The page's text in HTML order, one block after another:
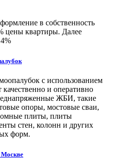
в собственность
цены квартиры. Далее
с использованием
и оперативно
ЖБИ, такие
опоры, мостовые сваи,
плиты, плиты
стен, колонн и других
форм.
Москве